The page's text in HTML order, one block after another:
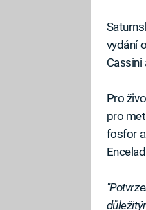
vydání
Pro
pro
fosfor a